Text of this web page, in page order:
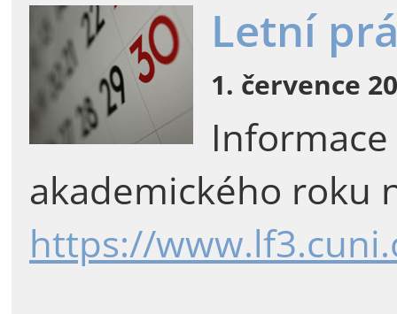
Letní
1. července
akademického roku
https://